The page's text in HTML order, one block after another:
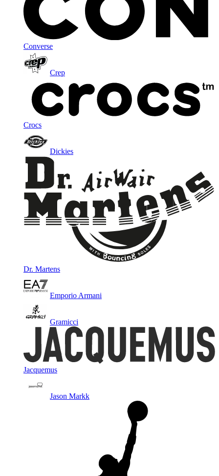
Converse
Crep
Crocs
Dickies
Dr. Martens
Emporio Armani
Gramicci
Jacquemus
Jason Markk